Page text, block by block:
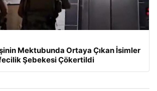
Mektubunda Ortaya Çıkan İsimler
Şebekesi Çökertildi